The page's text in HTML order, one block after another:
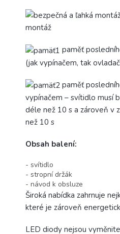
montáž
paměť
(jak vypínačem, tak
paměť
vypínačem – svítidlo musí
déle než 10 s a zároveň v
než 10 s
Obsah balení:
- svítidlo
- stropní držák
- návod k obsluze
Široká nabídka zahrnuje
které je zároveň
LED diody nejsou